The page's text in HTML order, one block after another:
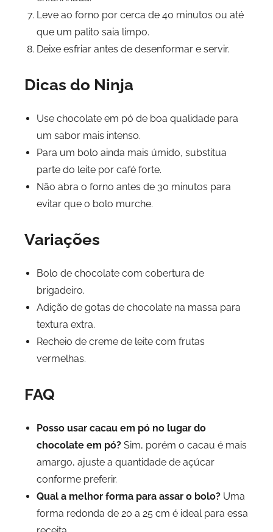
Leve ao forno por cerca de 40 minutos ou até
que um palito saia limpo.
Deixe esfriar antes de desenformar e servir.
Dicas do Ninja
Use chocolate em pó de boa qualidade para
um sabor mais intenso.
Para um bolo ainda mais úmido, substitua
parte do leite por café forte.
Não abra o forno antes de 30 minutos para
evitar que o bolo murche.
Variações
Bolo de chocolate com cobertura de
brigadeiro.
Adição de gotas de chocolate na massa para
textura extra.
Recheio de creme de leite com frutas
vermelhas.
FAQ
Posso usar cacau em pó no lugar do
chocolate em pó? Sim, porém o cacau é mais
amargo, ajuste a quantidade de açúcar
conforme preferir.
Qual a melhor forma para assar o bolo? Uma
forma redonda de 20 a 25 cm é ideal para essa